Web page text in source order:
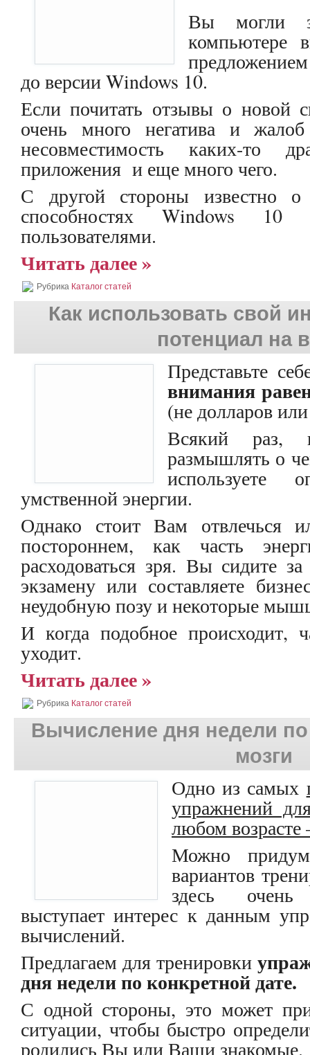
Вы могли
компьютере
до версии Windows 10.
Если почитать отзывы о новой
очень много негатива и
несовместимость каких-то
приложения и еще много чего.
С другой стороны известно о
способностях Windows 10
пользователями.
Читать далее »
Рубрика Каталог статей
Как использовать свой
потенциал на
Представьте
внимания
(не долларов
Всякий раз,
размышлять о
используете
умственной энергии.
Однако стоит Вам отвлечься
постороннем, как часть
расходоваться зря. Вы сидите
экзамену или составляете
неудобную позу и некоторые
И когда подобное происходит,
уходит.
Читать далее »
Рубрика Каталог статей
Вычисление дня недели
мозги
Одно из самых
упражнений
любом возрасте
Можно
вариантов
здесь
выступает интерес к данным
вычислений.
Предлагаем для тренировки
дня недели по конкретной дате.
С одной стороны, это может
ситуации, чтобы быстро
родились Вы или Ваши знакомые.